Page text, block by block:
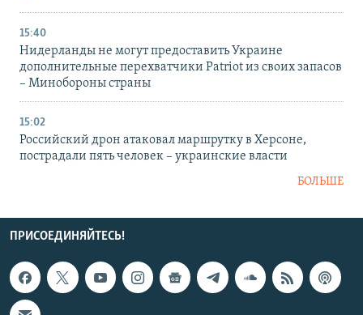
15:40
Нидерланды не могут предоставить Украине
дополнительные перехватчики Patriot из своих запасов
– Минобороны страны
15:02
Российский дрон атаковал маршрутку в Херсоне,
пострадали пять человек – украинские власти
БОЛЬШЕ
ПРИСОЕДИНЯЙТЕСЬ!